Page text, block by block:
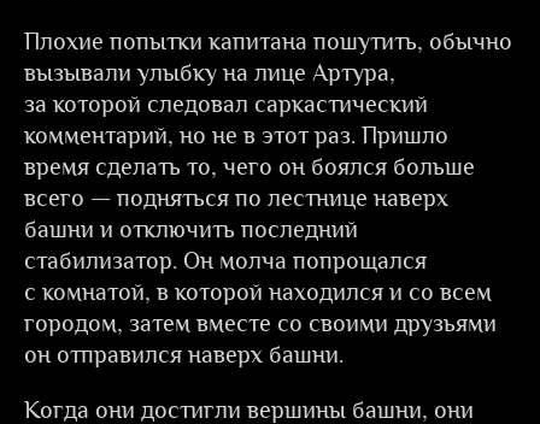
Плохие попытки капитана пошутить, обычно
вызывали улыбку на лице Артура,
за которой следовал саркастический
комментарий, но не в этот раз. Пришло
время сделать то, чего он боялся больше
всего — подняться по лестнице наверх
башни и отключить последний
стабилизатор. Он молча попрощался
с комнатой, в которой находился и со всем
городом, затем вместе со своими друзьями
он отправился наверх башни.
Когда они достигли вершины башни, они